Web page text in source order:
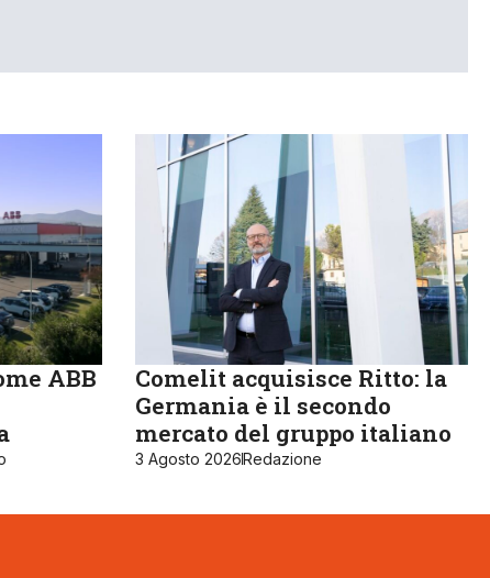
ABB
Comelit acquisisce Ritto: la
Germania è il secondo
mercato del gruppo italiano
3 Agosto 2026Redazione